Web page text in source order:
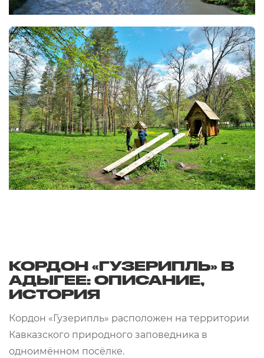
КОРДОН «ГУЗЕРИПЛЬ» В
АДЫГЕЕ: ОПИСАНИЕ,
ИСТОРИЯ
Кордон «Гузерипль» расположен на территории
Кавказского природного заповедника в
одноимённом посёлке.